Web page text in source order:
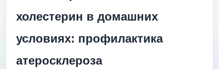
холестерин в домашних
условиях: профилактика
атеросклероза